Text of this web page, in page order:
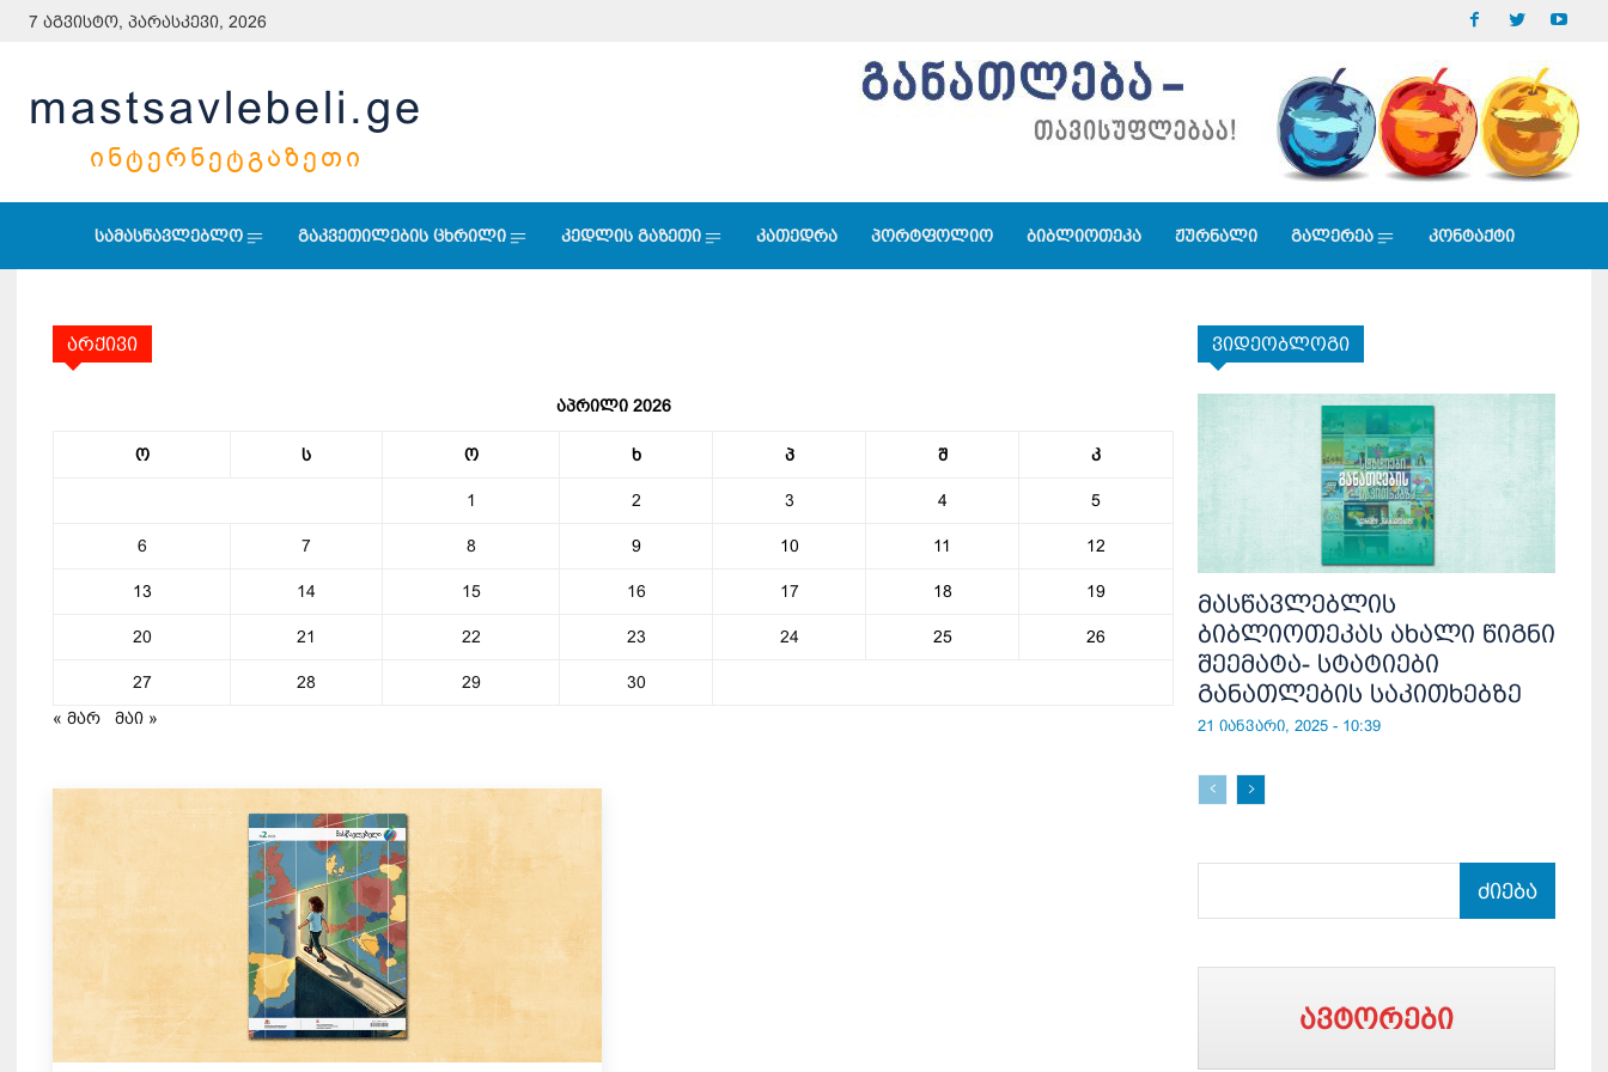
7 აგვისტო, პარასკევი, 2026
mastsavlebeli.ge
ᲘᲜᲢᲔᲠᲜᲔᲢᲒᲐᲖᲔᲗᲘ
სამასწავლებლო გაკვეთილების ცხრილი კედლის გაზეთი კათედრა პორტფოლიო ბიბლიოთეკა ჟურნალი გალერეა კონტაქტი
არქივი
აპრილი 2026
ო ს ო ხ პ შ კ
1 2 3 4 5
6 7 8 9 10 11 12
13 14 15 16 17 18 19
20 21 22 23 24 25 26
27 28 29
30
« მარ
მაი »
ვიდეობლოგი
მასწავლებლის
ბიბლიოთეკას ახალი წიგნი
შეემატა- სტატიები
განათლების საკითხებზე
21 იანვარი, 2025 - 10:39
ძიება
ავტორები